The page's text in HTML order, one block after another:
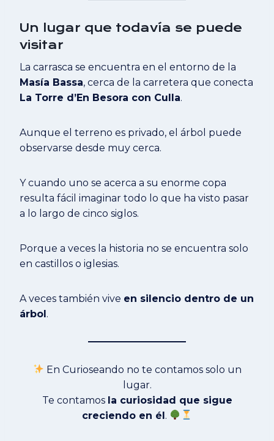
Un lugar que todavía se puede
visitar
La carrasca se encuentra en el entorno de la
Masía Bassa, cerca de la carretera que conecta
La Torre d’En Besora con Culla.
Aunque el terreno es privado, el árbol puede
observarse desde muy cerca.
Y cuando uno se acerca a su enorme copa
resulta fácil imaginar todo lo que ha visto pasar
a lo largo de cinco siglos.
Porque a veces la historia no se encuentra solo
en castillos o iglesias.
A veces también vive en silencio dentro de un
árbol.
En Curioseando no te contamos solo un
lugar.
Te contamos la curiosidad que sigue
creciendo en él.